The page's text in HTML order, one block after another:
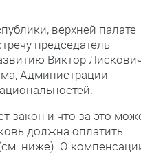
верхней палате
председатель
Виктор
Администрации
закон и что за это
должна оплатить
ниже). О